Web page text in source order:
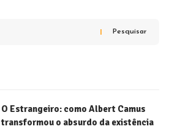
Pesquisar
O Estrangeiro: como Albert Camus
transformou o absurdo da existência